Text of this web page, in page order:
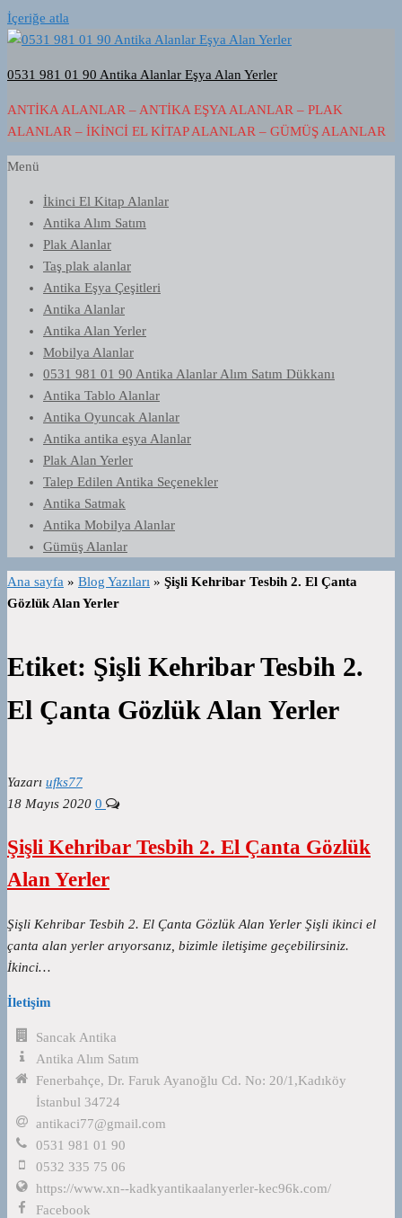
İçeriğe atla
0531 981 01 90 Antika Alanlar Eşya Alan Yerler
ANTIKA ALANLAR – ANTIKA EŞYA ALANLAR – PLAK
ALANLAR – İKINCI EL KITAP ALANLAR – GÜMÜŞ ALANLAR
Menü
İkinci El Kitap Alanlar
Antika Alım Satım
Plak Alanlar
Taş plak alanlar
Antika Eşya Çeşitleri
Antika Alanlar
Antika Alan Yerler
Mobilya Alanlar
0531 981 01 90 Antika Alanlar Alım Satım Dükkanı
Antika Tablo Alanlar
Antika Oyuncak Alanlar
Antika antika eşya Alanlar
Plak Alan Yerler
Talep Edilen Antika Seçenekler
Antika Satmak
Antika Mobilya Alanlar
Gümüş Alanlar
Ana sayfa » Blog Yazıları » Şişli Kehribar Tesbih 2. El Çanta
Gözlük Alan Yerler
Etiket: Şişli Kehribar Tesbih 2.
El Çanta Gözlük Alan Yerler
Yazarı ufks77
18 Mayıs 2020 0
Şişli Kehribar Tesbih 2. El Çanta Gözlük
Alan Yerler
Şişli Kehribar Tesbih 2. El Çanta Gözlük Alan Yerler Şişli ikinci el
çanta alan yerler arıyorsanız, bizimle iletişime geçebilirsiniz.
İkinci…
İletişim
Sancak Antika
Antika Alım Satım
Fenerbahçe, Dr. Faruk Ayanoğlu Cd. No: 20/1,Kadıköy
İstanbul 34724
antikaci77@gmail.com
0531 981 01 90
0532 335 75 06
https://www.xn--kadkyantikaalanyerler-kec96k.com/
Facebook